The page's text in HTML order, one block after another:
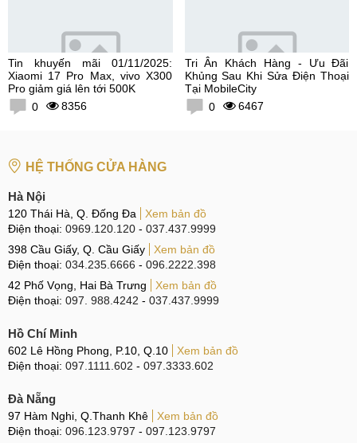
Tin khuyến mãi 01/11/2025:
Xiaomi 17 Pro Max, vivo X300
Pro giảm giá lên tới 500K
0
8356
Tri Ân Khách Hàng - Ưu Đãi
Khủng Sau Khi Sửa Điện Thoại
Tại MobileCity
0
6467
HỆ THỐNG CỬA HÀNG
Hà Nội
120 Thái Hà, Q. Đống Đa
Xem bản đồ
Điện thoại: 0969.120.120 - 037.437.9999
398 Cầu Giấy, Q. Cầu Giấy
Xem bản đồ
Điện thoại: 034.235.6666 - 096.2222.398
42 Phố Vọng, Hai Bà Trưng
Xem bản đồ
Điện thoại: 097. 988.4242 - 037.437.9999
Hồ Chí Minh
602 Lê Hồng Phong, P.10, Q.10
Xem bản đồ
Điện thoại: 097.1111.602 - 097.3333.602
Đà Nẵng
97 Hàm Nghi, Q.Thanh Khê
Xem bản đồ
Điện thoại: 096.123.9797 - 097.123.9797